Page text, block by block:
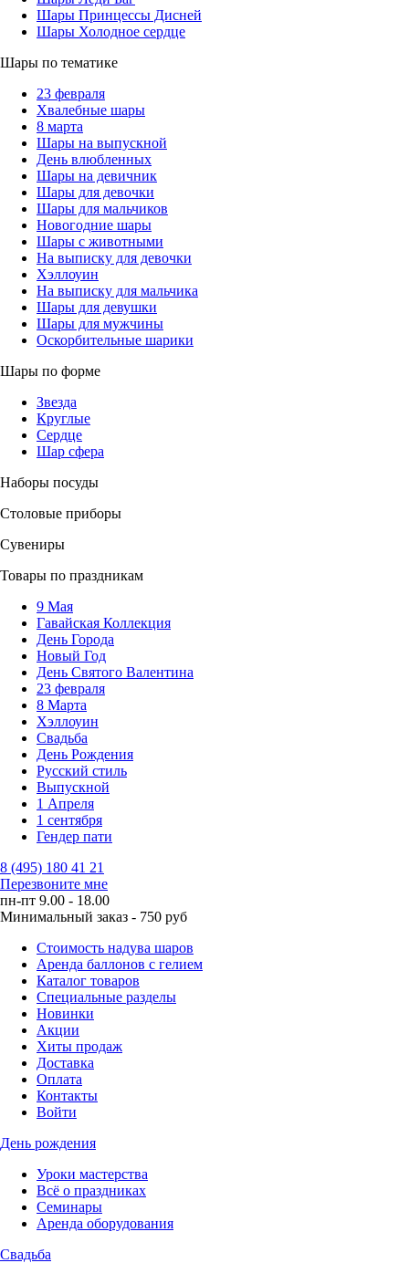
Шары Принцессы Дисней
Шары Холодное сердце
Шары по тематике
23 февраля
Хвалебные шары
8 марта
Шары на выпускной
День влюбленных
Шары на девичник
Шары для девочки
Шары для мальчиков
Новогодние шары
Шары с животными
На выписку для девочки
Хэллоуин
На выписку для мальчика
Шары для девушки
Шары для мужчины
Оскорбительные шарики
Шары по форме
Звезда
Круглые
Сердце
Шар сфера
Наборы посуды
Столовые приборы
Сувениры
Товары по праздникам
9 Мая
Гавайская Коллекция
День Города
Новый Год
День Святого Валентина
23 февраля
8 Марта
Хэллоуин
Свадьба
День Рождения
Русский стиль
Выпускной
1 Апреля
1 сентября
Гендер пати
8 (495) 180 41 21
Перезвоните мне
пн-пт 9.00 - 18.00
Минимальный заказ - 750 руб
Стоимость надува шаров
Аренда баллонов с гелием
Каталог товаров
Специальные разделы
Новинки
Акции
Хиты продаж
Доставка
Оплата
Контакты
Войти
День рождения
Уроки мастерства
Всё о праздниках
Семинары
Аренда оборудования
Свадьба